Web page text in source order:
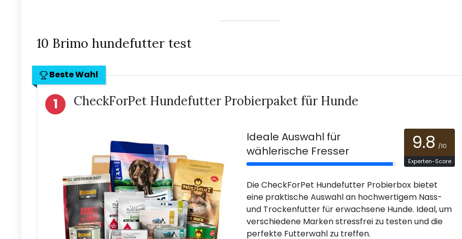
10 Brimo hundefutter test
Beste Wahl
1 CheckForPet Hundefutter Probierpaket für Hunde
Ideale Auswahl für
wählerische Fresser
9.8 /10
Experten-Score
Die CheckForPet Hundefutter Probierbox bietet
eine praktische Auswahl an hochwertigem Nass-
und Trockenfutter für erwachsene Hunde. Ideal, um
verschiedene Marken stressfrei zu testen und die
perfekte Futterwahl zu treffen.